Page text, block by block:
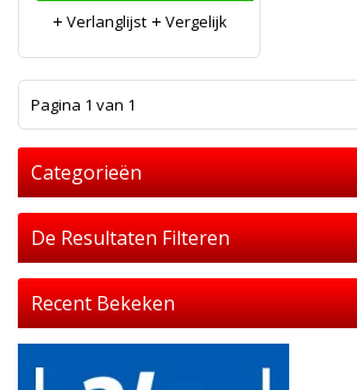
Verlanglijst
Vergelijk
Pagina 1 van 1
Categorieën
De Resultaten Filteren
Recent Bekeken